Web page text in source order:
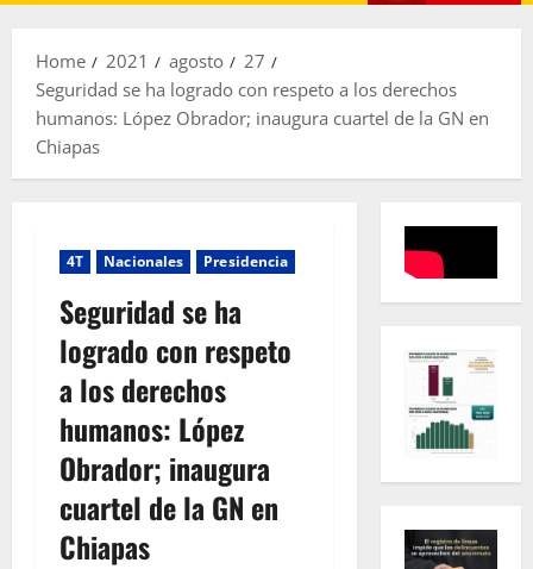
Home 2021 agosto
27
Seguridad se ha logrado con respeto a los derechos
humanos: López Obrador; inaugura cuartel de la GN en
Chiapas
4T Nacionales Presidencia
Seguridad se ha
logrado con respeto
a los derechos
humanos: López
Obrador; inaugura
cuartel de la GN en
Chiapas